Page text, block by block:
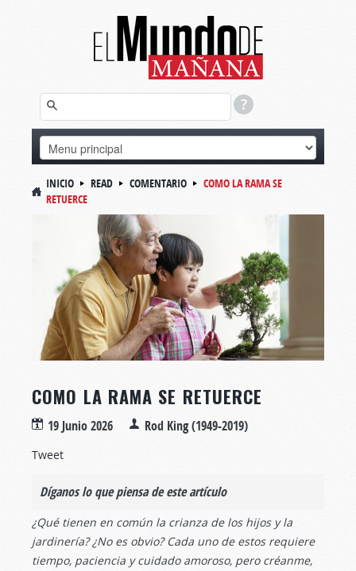
INICIO READ COMENTARIO
COMO LA RAMA SE
RETUERCE
COMO LA RAMA SE RETUERCE
19 Junio 2026 Rod King (1949-2019)
Tweet
Díganos lo que piensa de este artículo
¿Qué tienen en común la crianza de los hijos y la
jardinería? ¿No es obvio? Cada uno de estos requiere
tiempo, paciencia y cuidado amoroso, pero créanme,